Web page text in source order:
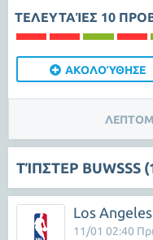
ΤΕΛΕΥΤΑΊΕΣ 10
ΑΚΟΛΟΎΘΗΣΕ
ΤΊΠΣΤΕΡ
Los
11/01 02:40